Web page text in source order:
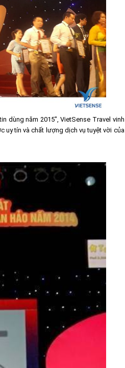
dùng năm 2015", VietSense Travel vinh
uy tín và chất lượng dịch vụ tuyệt vời của